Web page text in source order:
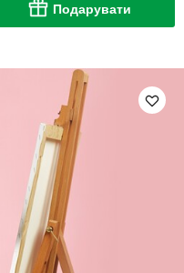
Подарувати